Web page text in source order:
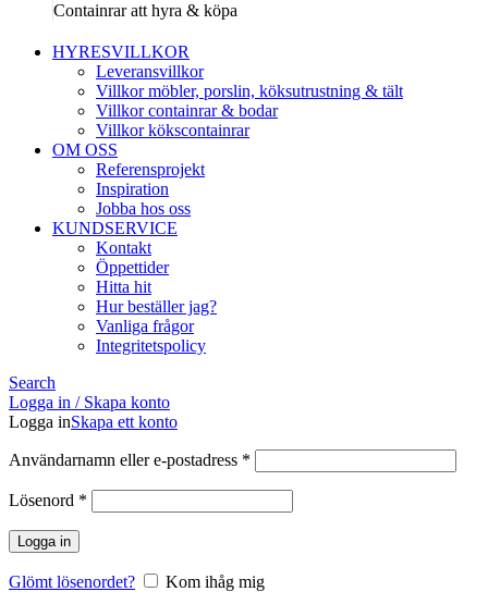
Containrar att hyra & köpa
HYRESVILLKOR
Leveransvillkor
Villkor möbler, porslin, köksutrustning & tält
Villkor containrar & bodar
Villkor kökscontainrar
OM OSS
Referensprojekt
Inspiration
Jobba hos oss
KUNDSERVICE
Kontakt
Öppettider
Hitta hit
Hur beställer jag?
Vanliga frågor
Integritetspolicy
Search
Logga in / Skapa konto
Logga inSkapa ett konto
Användarnamn eller e-postadress *
Lösenord *
Logga in
Glömt lösenordet?
Kom ihåg mig